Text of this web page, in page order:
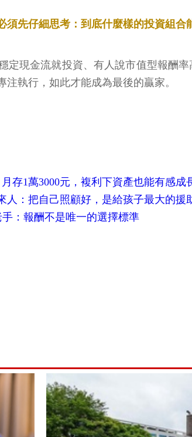
先仔細思考：到底什麼樣的投資組合
定現金流就投資、有人說市值型報酬
執行，如此才能成為最後的贏家。
存1萬3000元，複利下資產也能有感成
人：把自己照顧好，是給孩子最大的援
：報酬不是唯一的選擇標準